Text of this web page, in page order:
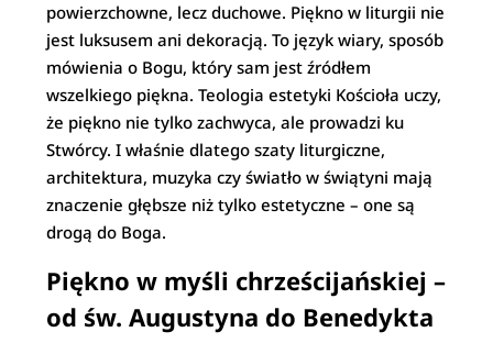
powierzchowne, lecz duchowe. Piękno w liturgii nie
jest luksusem ani dekoracją. To język wiary, sposób
mówienia o Bogu, który sam jest źródłem
wszelkiego piękna. Teologia estetyki Kościoła uczy,
że piękno nie tylko zachwyca, ale prowadzi ku
Stwórcy. I właśnie dlatego szaty liturgiczne,
architektura, muzyka czy światło w świątyni mają
znaczenie głębsze niż tylko estetyczne – one są
drogą do Boga.
Piękno w myśli chrześcijańskiej –
od św. Augustyna do Benedykta